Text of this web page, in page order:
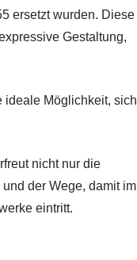
ersetzt wurden. Diese
Gestaltung,
ideale Möglichkeit, sich
nicht nur die
der Wege, damit im
eintritt.